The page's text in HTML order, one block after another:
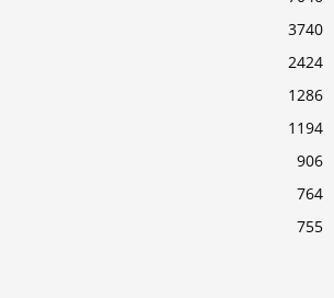
3740
2424
1286
1194
906
764
755